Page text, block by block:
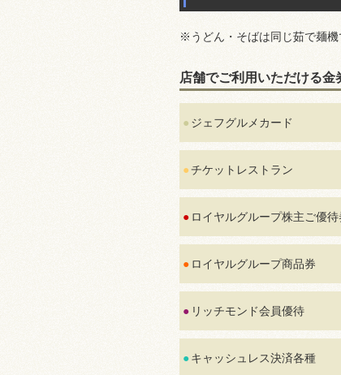
※うどん・そばは同じ茹で麺機
店舗でご利用いただける
ジェフグルメカード
チケットレストラン
ロイヤルグループ株主ご優待
ロイヤルグループ商品券
リッチモンド会員優待
キャッシュレス決済各種